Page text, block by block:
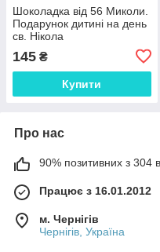
Шоколадка від 56 Миколи.
Подарунок дитині на день
св. Нікола
145 ₴
Купити
Про нас
90% позитивних з 304
Працює з 16.01.2012
м. Чернігів
Чернігів, Україна